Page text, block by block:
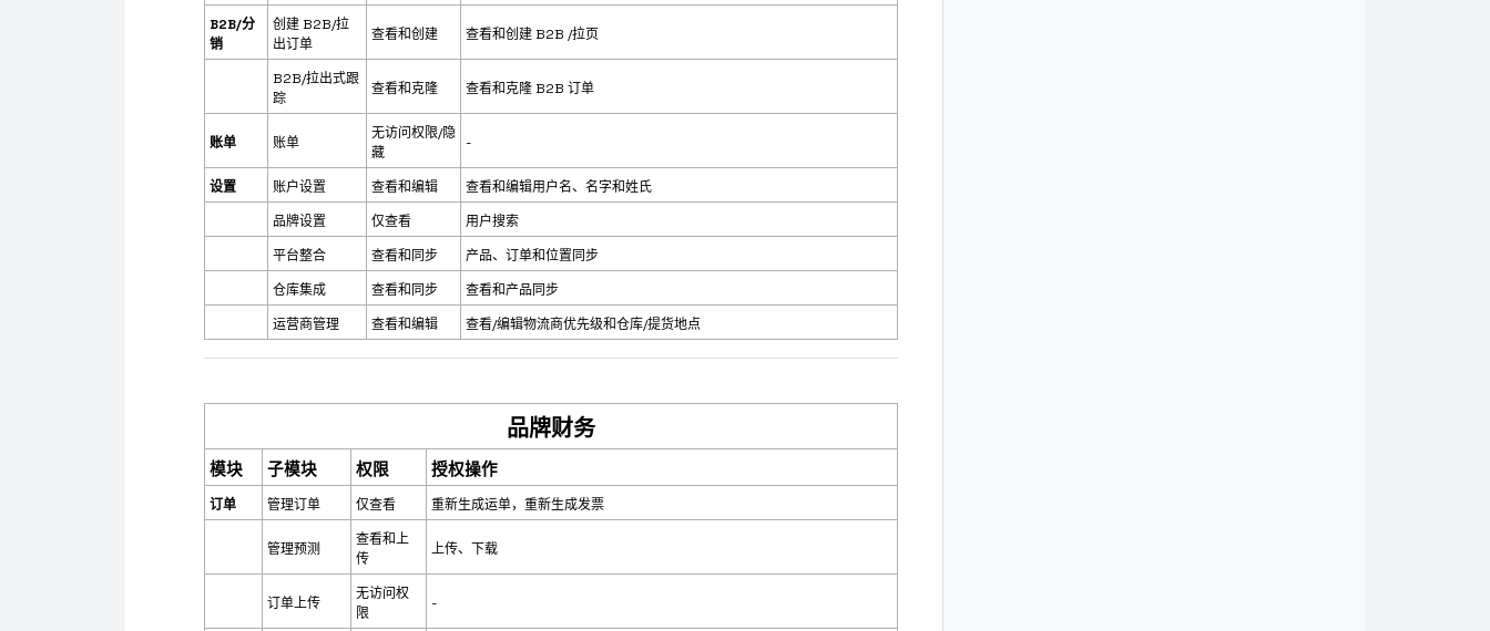
B2B/分
销
创建 B2B/拉
出订单
查看和创建 查看和创建 B2B /拉页
B2B/拉出式跟
踪
查看和克隆 查看和克隆 B2B 订单
账单 账单
无访问权限/隐
藏
-
设置 账户设置 查看和编辑
查看和编辑用户名、名字和姓氏
品牌设置
仅查看
用户搜索
平台整合
查看和同步
产品、订单和位置同步
仓库集成
查看和同步
查看和产品同步
运营商管理
查看和编辑 查看/编辑物流商优先级和仓库/提货地点
品牌财务
模块 子模块 权限 授权操作
订单 管理订单 仅查看 重新生成运单，重新生成发票
管理预测
查看和上
传
上传、下载
订单上传
无访问权
限
-